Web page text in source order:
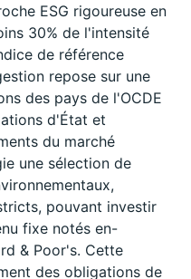
ESG rigoureuse en
30% de l'intensité
de référence
repose sur une
des pays de l'OCDE
d'État et
du marché
une sélection de
pouvant investir
fixe notés en-
& Poor's. Cette
des obligations de